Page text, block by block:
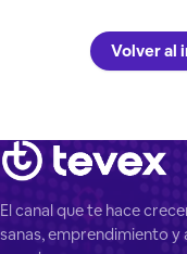
Volver al
El canal que te hace
sanas, emprendimiento y